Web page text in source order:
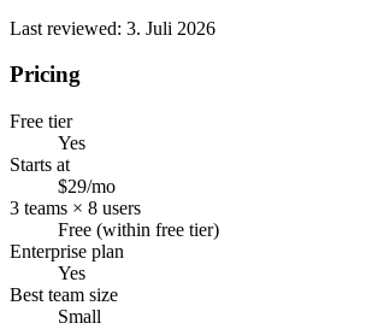
Last reviewed: 3. Juli 2026
Pricing
Free tier
Yes
Starts at
$29/mo
3 teams × 8 users
Free (within free tier)
Enterprise plan
Yes
Best team size
Small